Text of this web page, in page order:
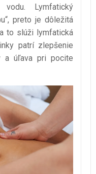
Lymfatický
preto je dôležitá
to slúži lymfatická
patrí zlepšenie
a úľava pri pocite